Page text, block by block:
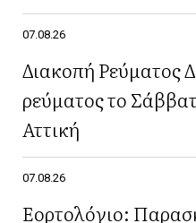
07.08.26
Διακοπή Ρεύματος
ρεύματος το
Αττική
07.08.26
Εορτολόγιο: